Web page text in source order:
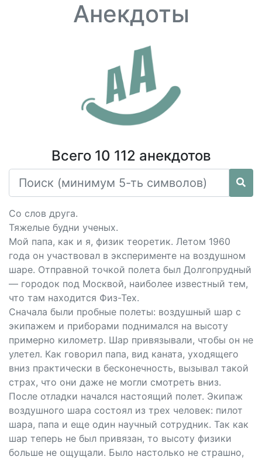
Анекдоты
Всего 10 112 анекдотов
Со слов друга.
Тяжелые будни ученых.
Мой папа, как и я, физик теоретик. Летом 1960
года он участвовал в эксперименте на воздушном
шаре. Отправной точкой полета был Долгопрудный
— городок под Москвой, наиболее известный тем,
что там находится Физ-Тех.
Сначала были пробные полеты: воздушный шар с
экипажем и приборами поднимался на высоту
примерно километр. Шар привязывали, чтобы он не
улетел. Как говорил папа, вид каната, уходящего
вниз практически в бесконечность, вызывал такой
страх, что они даже не могли смотреть вниз.
После отладки начался настоящий полет. Экипаж
воздушного шара состоял из трех человек: пилот
шара, папа и еще один научный сотрудник. Так как
шар теперь не был привязан, то высоту физики
больше не ощущали. Было настолько не страшно,